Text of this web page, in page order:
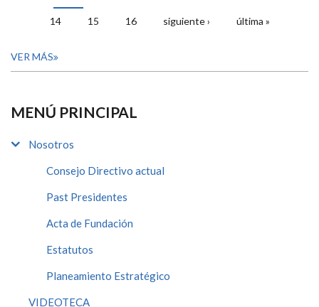
14 15 16 siguiente › última »
VER MÁS
MENÚ PRINCIPAL
Nosotros
Consejo Directivo actual
Past Presidentes
Acta de Fundación
Estatutos
Planeamiento Estratégico
VIDEOTECA